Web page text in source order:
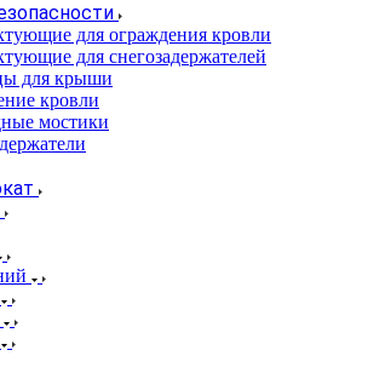
для ограждения кровли
для снегозадержателей
для крыши
кровли
мостики